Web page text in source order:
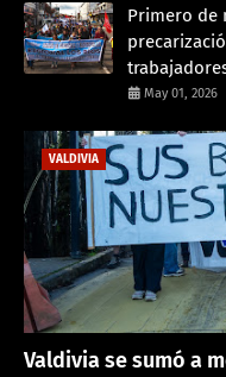
Primero de
May 01, 2026
VALDIVIA
Valdivia se sumó a